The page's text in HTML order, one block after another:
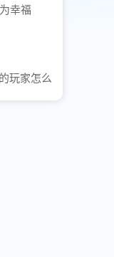
幸福
玩家怎么